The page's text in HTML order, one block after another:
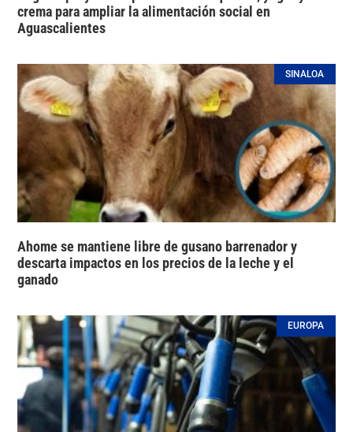
crema para ampliar la alimentación social en
Aguascalientes
SINALOA
Ahome se mantiene libre de gusano barrenador y
descarta impactos en los precios de la leche y el
ganado
EUROPA